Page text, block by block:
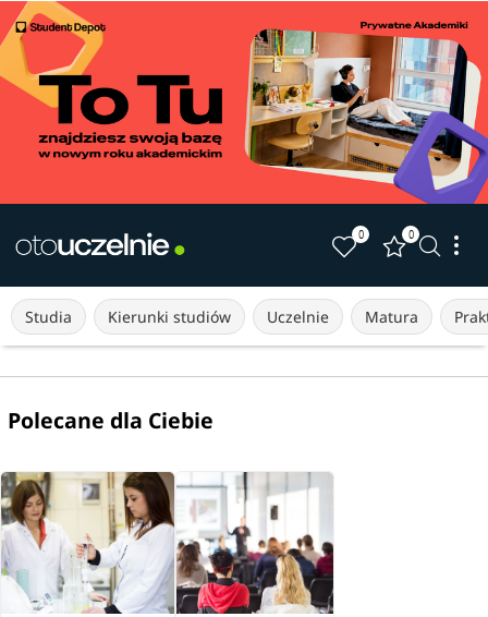
0 0
Studia Kierunki studiów Uczelnie Matura
Polecane dla Ciebie